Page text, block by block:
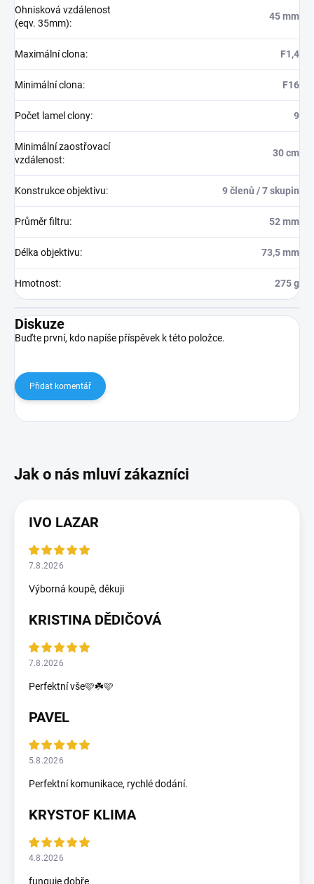
Ohnisková vzdálenost
(eqv. 35mm):
45 mm
Maximální clona: F1,4
Minimální clona: F16
Počet lamel clony: 9
Minimální zaostřovací
vzdálenost:
30 cm
Konstrukce objektivu: 9 členů / 7 skupin
Průměr filtru: 52 mm
Délka objektivu: 73,5 mm
Hmotnost: 275 g
Diskuze
Buďte první, kdo napíše příspěvek k této položce.
Přidat komentář
IVO LAZAR
7.8.2026
Výborná koupě, děkuji
KRISTINA DĚDIČOVÁ
7.8.2026
Perfektní vše🩷☘️🩷
PAVEL
5.8.2026
Perfektní komunikace, rychlé dodání.
KRYSTOF KLIMA
4.8.2026
funguje dobře